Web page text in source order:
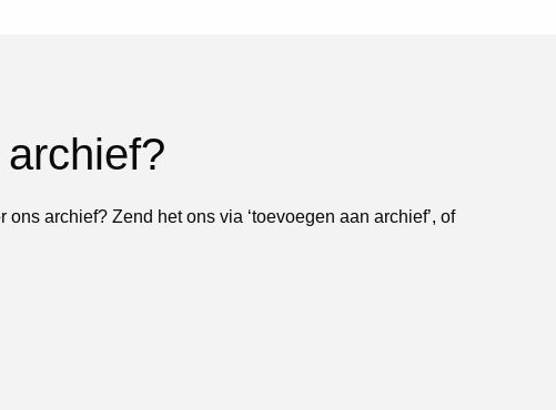
archief? Zend het ons via ‘toevoegen aan archief’, of